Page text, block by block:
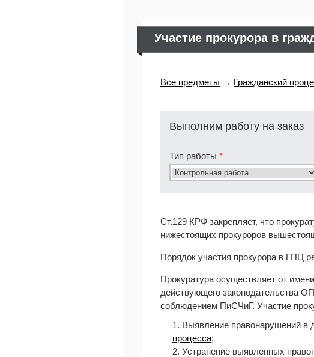
Участие прокурора в
Все предметы → Гражданский
Выполним работу на заказ
Тип работы *
Ст.129 КРФ закрепляет, что
нижестоящих прокуроров
Порядок участия прокурора в ГПЦ
Прокуратура осуществляет от
действующего законодательства
соблюдением ПиСЧиГ. Участие
1. Выявление правонарушений в
процесса;
2. Устранение выявленных